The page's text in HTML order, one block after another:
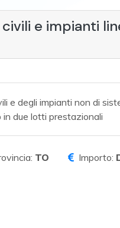
e impianti
e degli impianti non di
due lotti prestazionali
TO Importo: